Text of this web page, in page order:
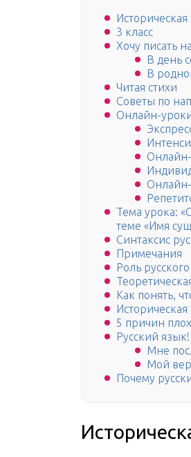
3 класс
Хочу писать
В день
В
Читая стихи
Советы по
Онлайн-
Онлайн-
Тема урока:
теме «Имя
Синтаксис
Примечания
Роль
Как понять,
5 причин
Русский
Мне
Мой
Почему